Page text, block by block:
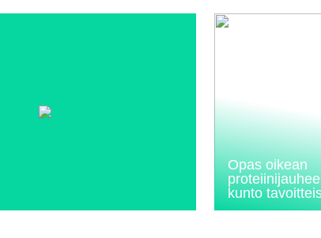
Opas oikean
kunto